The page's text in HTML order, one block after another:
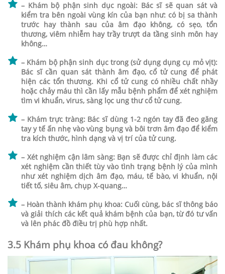
– Khám bộ phận sinh dục ngoài: Bác sĩ sẽ quan sát và
kiểm tra bên ngoài vùng kín của bạn như: có bị sa thành
trước hay thành sau của âm đạo không, có sẹo, tổn
thương, viêm nhiễm hay trầy trượt da tầng sinh môn hay
không…
– Khám bộ phận sinh dục trong (sử dụng dụng cụ mỏ vịt):
Bác sĩ cần quan sát thành âm đạo, cổ tử cung để phát
hiện các tổn thương. Khi cổ tử cung có nhiều chất nhầy
hoặc chảy máu thì cần lấy mẫu bệnh phẩm để xét nghiệm
tìm vi khuẩn, virus, sàng lọc ung thư cổ tử cung.
– Khám trực tràng: Bác sĩ dùng 1-2 ngón tay đã đeo găng
tay y tế ấn nhẹ vào vùng bụng và bôi trơn âm đạo để kiểm
tra kích thước, hình dạng và vị trí của tử cung.
– Xét nghiệm cận lâm sàng: Bạn sẽ được chỉ định làm các
xét nghiệm cần thiết tùy vào tình trạng bệnh lý của mình
như xét nghiệm dịch âm đạo, máu, tế bào, vi khuẩn, nội
tiết tố, siêu âm, chụp X-quang…
– Hoàn thành khám phụ khoa: Cuối cùng, bác sĩ thông báo
và giải thích các kết quả khám bệnh của bạn, từ đó tư vấn
và lên phác đồ điều trị phù hợp nhất.
3.5 Khám phụ khoa có đau không?